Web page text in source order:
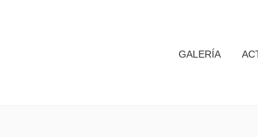
GALERÍA